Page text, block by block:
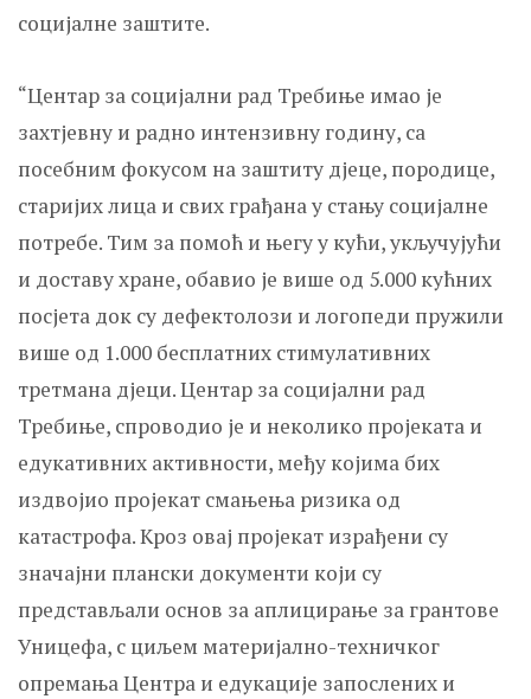
социјалне заштите.
“Центар за социјални рад Требиње имао је
захтјевну и радно интензивну годину, са
посебним фокусом на заштиту дјеце, породице,
старијих лица и свих грађана у стању социјалне
потребе. Тим за помоћ и његу у кући, укључујући
и доставу хране, обавио је више од 5.000 кућних
посјета док су дефектолози и логопеди пружили
више од 1.000 бесплатних стимулативних
третмана дјеци. Центар за социјални рад
Требиње, спроводио је и неколико пројеката и
едукативних активности, међу којима бих
издвојио пројекат смањења ризика од
катастрофа. Kроз овај пројекат израђени су
значајни плански документи који су
представљали основ за аплицирање за грантове
Уницефа, с циљем материјално-техничког
опремања Центра и едукације запослених и